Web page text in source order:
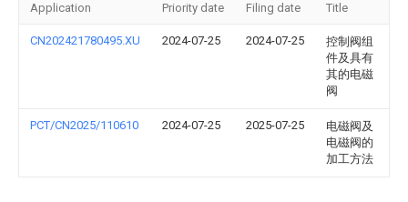
Application Priority date Filing date Title
CN202421780495.XU 2024-07-25 2024-07-25
控制阀组
件及具有
其的电磁
阀
PCT/CN2025/110610 2024-07-25 2025-07-25
电磁阀及
电磁阀的
加工方法